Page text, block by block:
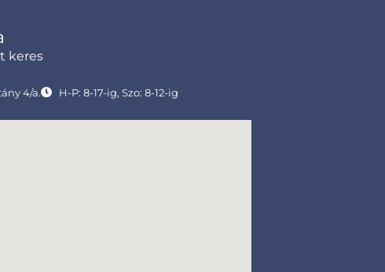
keres
4/a. H-P: 8-17-ig, Szo: 8-12-ig